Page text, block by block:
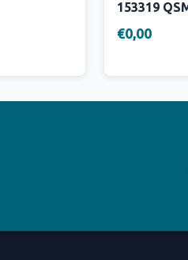
153319
€0,00